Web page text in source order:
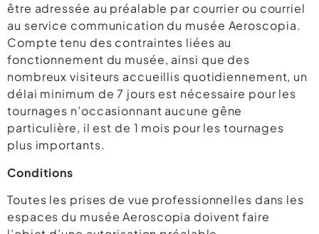
être adressée au préalable par courrier ou courriel
au service communication du musée Aeroscopia.
Compte tenu des contraintes liées au
fonctionnement du musée, ainsi que des
nombreux visiteurs accueillis quotidiennement, un
délai minimum de 7 jours est nécessaire pour les
tournages n’occasionnant aucune gêne
particulière, il est de 1 mois pour les tournages
plus importants.
Conditions
Toutes les prises de vue professionnelles dans les
espaces du musée Aeroscopia doivent faire